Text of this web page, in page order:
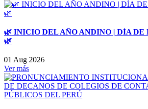
🌿 INICIO DEL AÑO ANDINO | DÍA
🌿
01 Aug 2026
Ver más